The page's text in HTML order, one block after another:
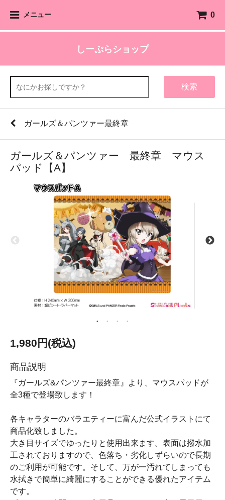
メニュー 0
しーぷらショップ
検索
ガールズ＆パンツァー最終章
ガールズ＆パンツァー 最終章 マウス
パッド【A】
1,980円(税込)
商品説明
『ガールズ&パンツァー最終章』より、マウスパッドが
全3種で登場致します！
各キャラターのバラエティーに富んだ公式イラストにて
商品化致しました。
大き目サイズでゆったりと使用出来ます。表面は撥水加
工されておりますので、色落ち・劣化しずらいので長期
のご利用が可能です。そして、万が一汚れてしまっても
水拭きで簡単に綺麗にすることができる優れたアイテム
です。